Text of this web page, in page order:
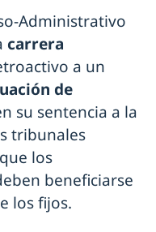
Administrativo
carrera
a un
de
su sentencia a la
tribunales
los
beneficiarse
los fijos.